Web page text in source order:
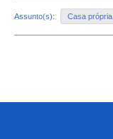
Assunto(s): Casa própria